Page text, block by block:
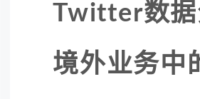
Twitter数据
境外业务中